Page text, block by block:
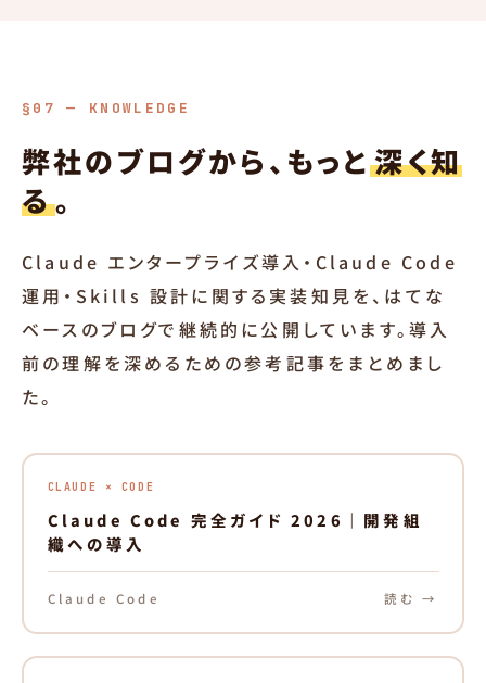
§07 — KNOWLEDGE
弊社のブログから、もっと深く知
る。
Claude エンタープライズ導入・Claude Code
運用・Skills 設計に関する実装知見を、はてな
ベースのブログで継続的に公開しています。導入
前の理解を深めるための参考記事をまとめまし
た。
CLAUDE × CODE
Claude Code 完全ガイド 2026｜開発組
織への導入
Claude Code 読む →